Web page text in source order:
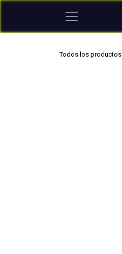
Ir al contenido
Todos los productos